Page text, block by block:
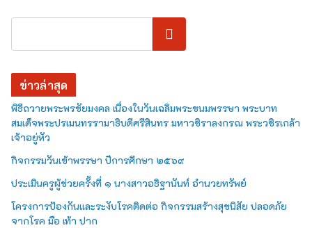
ค้นหา
ข่าวล่าสุด
พิธีถวายพระพรชัยมงคล เนื่องในวันเฉลิมพระชนมพรรษา พระบาท
สมเด็จพระปรเมนทรรามาธิบดีศรีสินทร มหาวชิราลงกรณ พระวชิรเกล้า
เจ้าอยู่หัว
กิจกรรมวันเข้าพรรษา ปีการศึกษา ๒๕๖๙
ประเมินครูผู้ช่วยครั้งที่ ๑ นางสาวอธิฐานันท์ อำนวยทรัพย์
โครงการป้องกันและระงับโรคติดต่อ กิจกรรมสร้างสุขนิสัย ปลอดภัย
จากโรค มือ เท้า ปาก